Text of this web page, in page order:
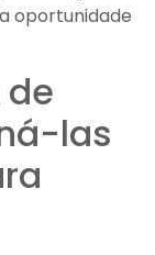
oportunidade
las